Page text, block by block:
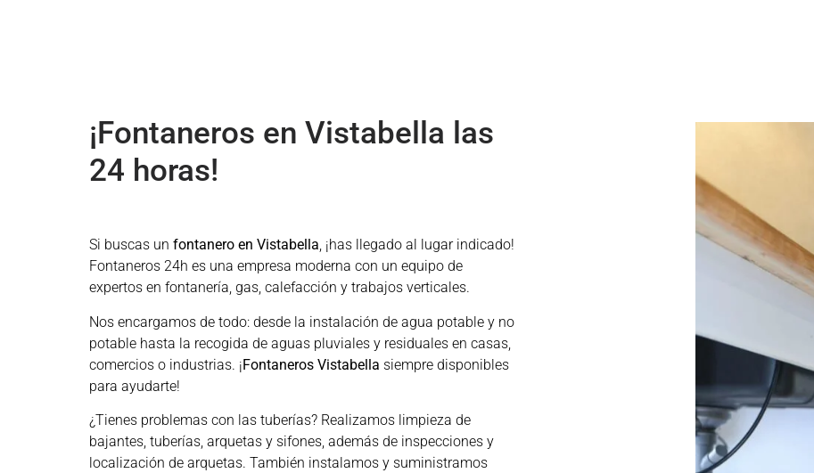
¡Fontaneros en Vistabella las
24 horas!
Si buscas un fontanero en Vistabella, ¡has llegado al lugar indicado!
Fontaneros 24h es una empresa moderna con un equipo de
expertos en fontanería, gas, calefacción y trabajos verticales.
Nos encargamos de todo: desde la instalación de agua potable y no
potable hasta la recogida de aguas pluviales y residuales en casas,
comercios o industrias. ¡Fontaneros Vistabella siempre disponibles
para ayudarte!
¿Tienes problemas con las tuberías? Realizamos limpieza de
bajantes, tuberías, arquetas y sifones, además de inspecciones y
localización de arquetas. También instalamos y suministramos